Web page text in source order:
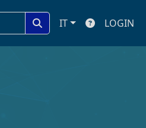
IT LOGIN